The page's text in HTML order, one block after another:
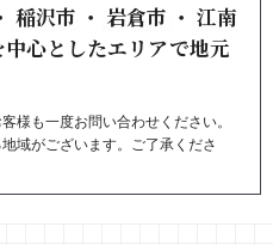
稲沢市 ・ 岩倉市 ・ 江南
中心としたエリアで地元
様も一度お問い合わせください。
域がございます。ご了承くださ